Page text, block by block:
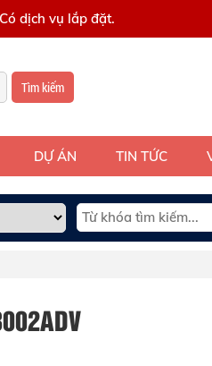
dịch vụ lắp đặt.
Tìm kiếm
DỰ ÁN TIN TỨC